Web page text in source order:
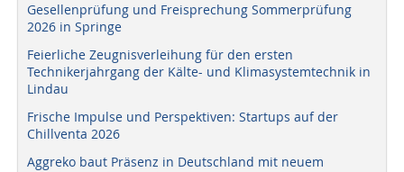
Gesellenprüfung und Freisprechung Sommerprüfung
2026 in Springe
Feierliche Zeugnisverleihung für den ersten
Technikerjahrgang der Kälte- und Klimasystemtechnik in
Lindau
Frische Impulse und Perspektiven: Startups auf der
Chillventa 2026
Aggreko baut Präsenz in Deutschland mit neuem